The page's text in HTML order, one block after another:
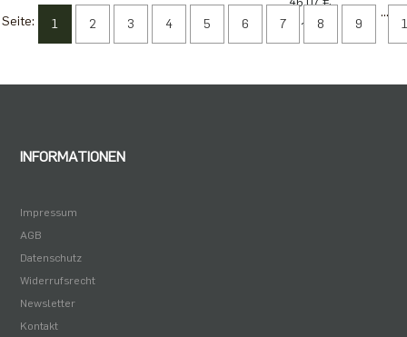
ab 10
44,00 €
Seite: 1 2 3 4 5 6 7 8 9
...
INFORMATIONEN
Impressum
AGB
Datenschutz
Widerrufsrecht
Newsletter
Kontakt